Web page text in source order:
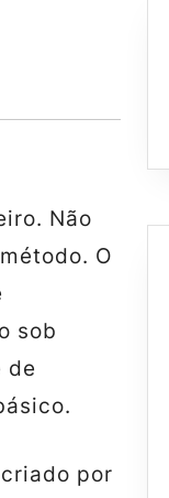
Não
O
sob
de
por